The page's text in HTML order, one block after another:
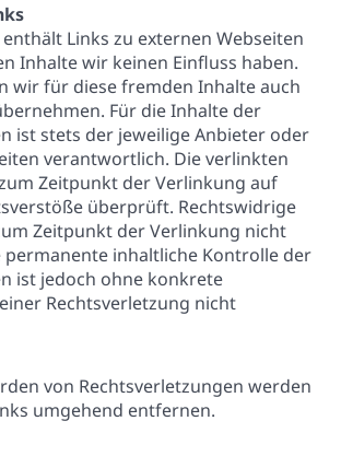
Links zu externen Webseiten
Inhalte wir keinen Einfluss haben.
wir für diese fremden Inhalte auch
Für die Inhalte der
ist stets der jeweilige Anbieter oder
verantwortlich. Die verlinkten
Zeitpunkt der Verlinkung auf
überprüft. Rechtswidrige
Zeitpunkt der Verlinkung nicht
permanente inhaltliche Kontrolle der
ist jedoch ohne konkrete
Rechtsverletzung nicht
von Rechtsverletzungen werden
umgehend entfernen.